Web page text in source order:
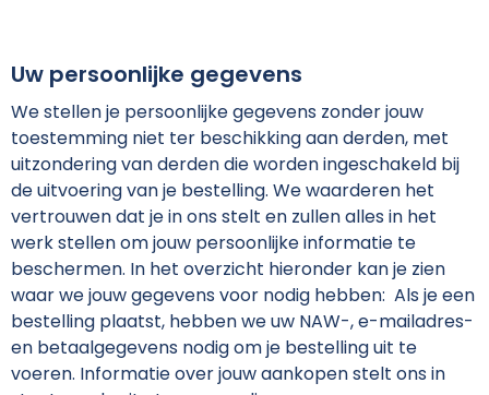
Uw persoonlijke gegevens
We stellen je persoonlijke gegevens zonder jouw
toestemming niet ter beschikking aan derden, met
uitzondering van derden die worden ingeschakeld bij
de uitvoering van je bestelling. We waarderen het
vertrouwen dat je in ons stelt en zullen alles in het
werk stellen om jouw persoonlijke informatie te
beschermen. In het overzicht hieronder kan je zien
waar we jouw gegevens voor nodig hebben: Als je een
bestelling plaatst, hebben we uw NAW-, e-mailadres-
en betaalgegevens nodig om je bestelling uit te
voeren. Informatie over jouw aankopen stelt ons in